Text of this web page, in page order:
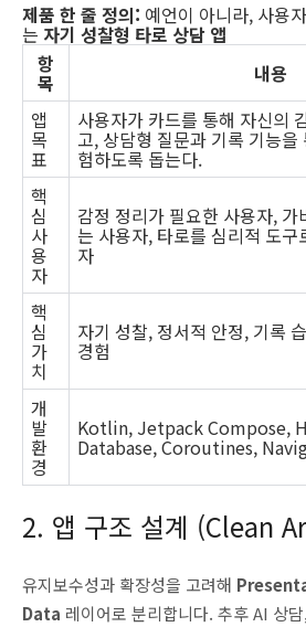
제품 한 줄 정의: 예언이 아니라, 사용
는 자기 성찰형 타로 상담 앱
항
목
내용
앱
목
표
사용자가 카드를 통해 자신의
고, 상담형 질문과 기록 기능을
험하도록 돕는다.
핵
심
사
용
자
감정 정리가 필요한 사용자,
는 사용자, 타로를 심리적 도구
자
핵
심
가
치
자기 성찰, 정서적 안정, 기록
경험
개
발
환
경
Kotlin, Jetpack Compose,
Database, Coroutines,
2. 앱 구조 설계 (Clean
유지보수성과 확장성을 고려해
Data 레이어로 분리합니다. 추후 AI 상